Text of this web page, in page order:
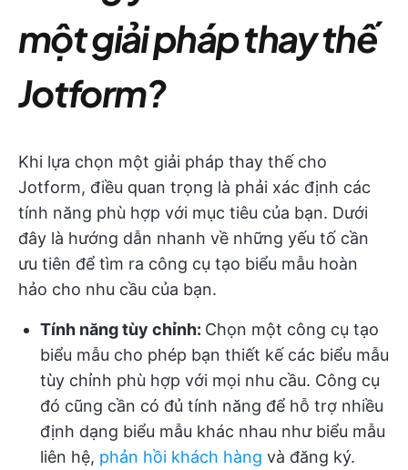
một giải pháp thay thế
Jotform?
Khi lựa chọn một giải pháp thay thế cho
Jotform, điều quan trọng là phải xác định các
tính năng phù hợp với mục tiêu của bạn. Dưới
đây là hướng dẫn nhanh về những yếu tố cần
ưu tiên để tìm ra công cụ tạo biểu mẫu hoàn
hảo cho nhu cầu của bạn.
Tính năng tùy chỉnh: Chọn một công cụ tạo
biểu mẫu cho phép bạn thiết kế các biểu mẫu
tùy chỉnh phù hợp với mọi nhu cầu. Công cụ
đó cũng cần có đủ tính năng để hỗ trợ nhiều
định dạng biểu mẫu khác nhau như biểu mẫu
liên hệ, phản hồi khách hàng và đăng ký.